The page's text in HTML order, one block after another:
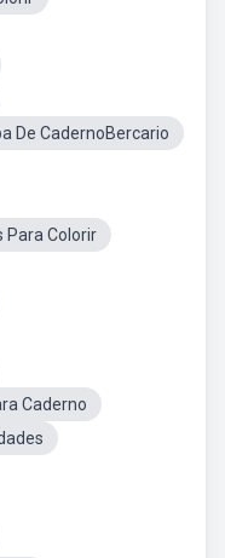
De CadernoBercario
Para Colorir
Caderno